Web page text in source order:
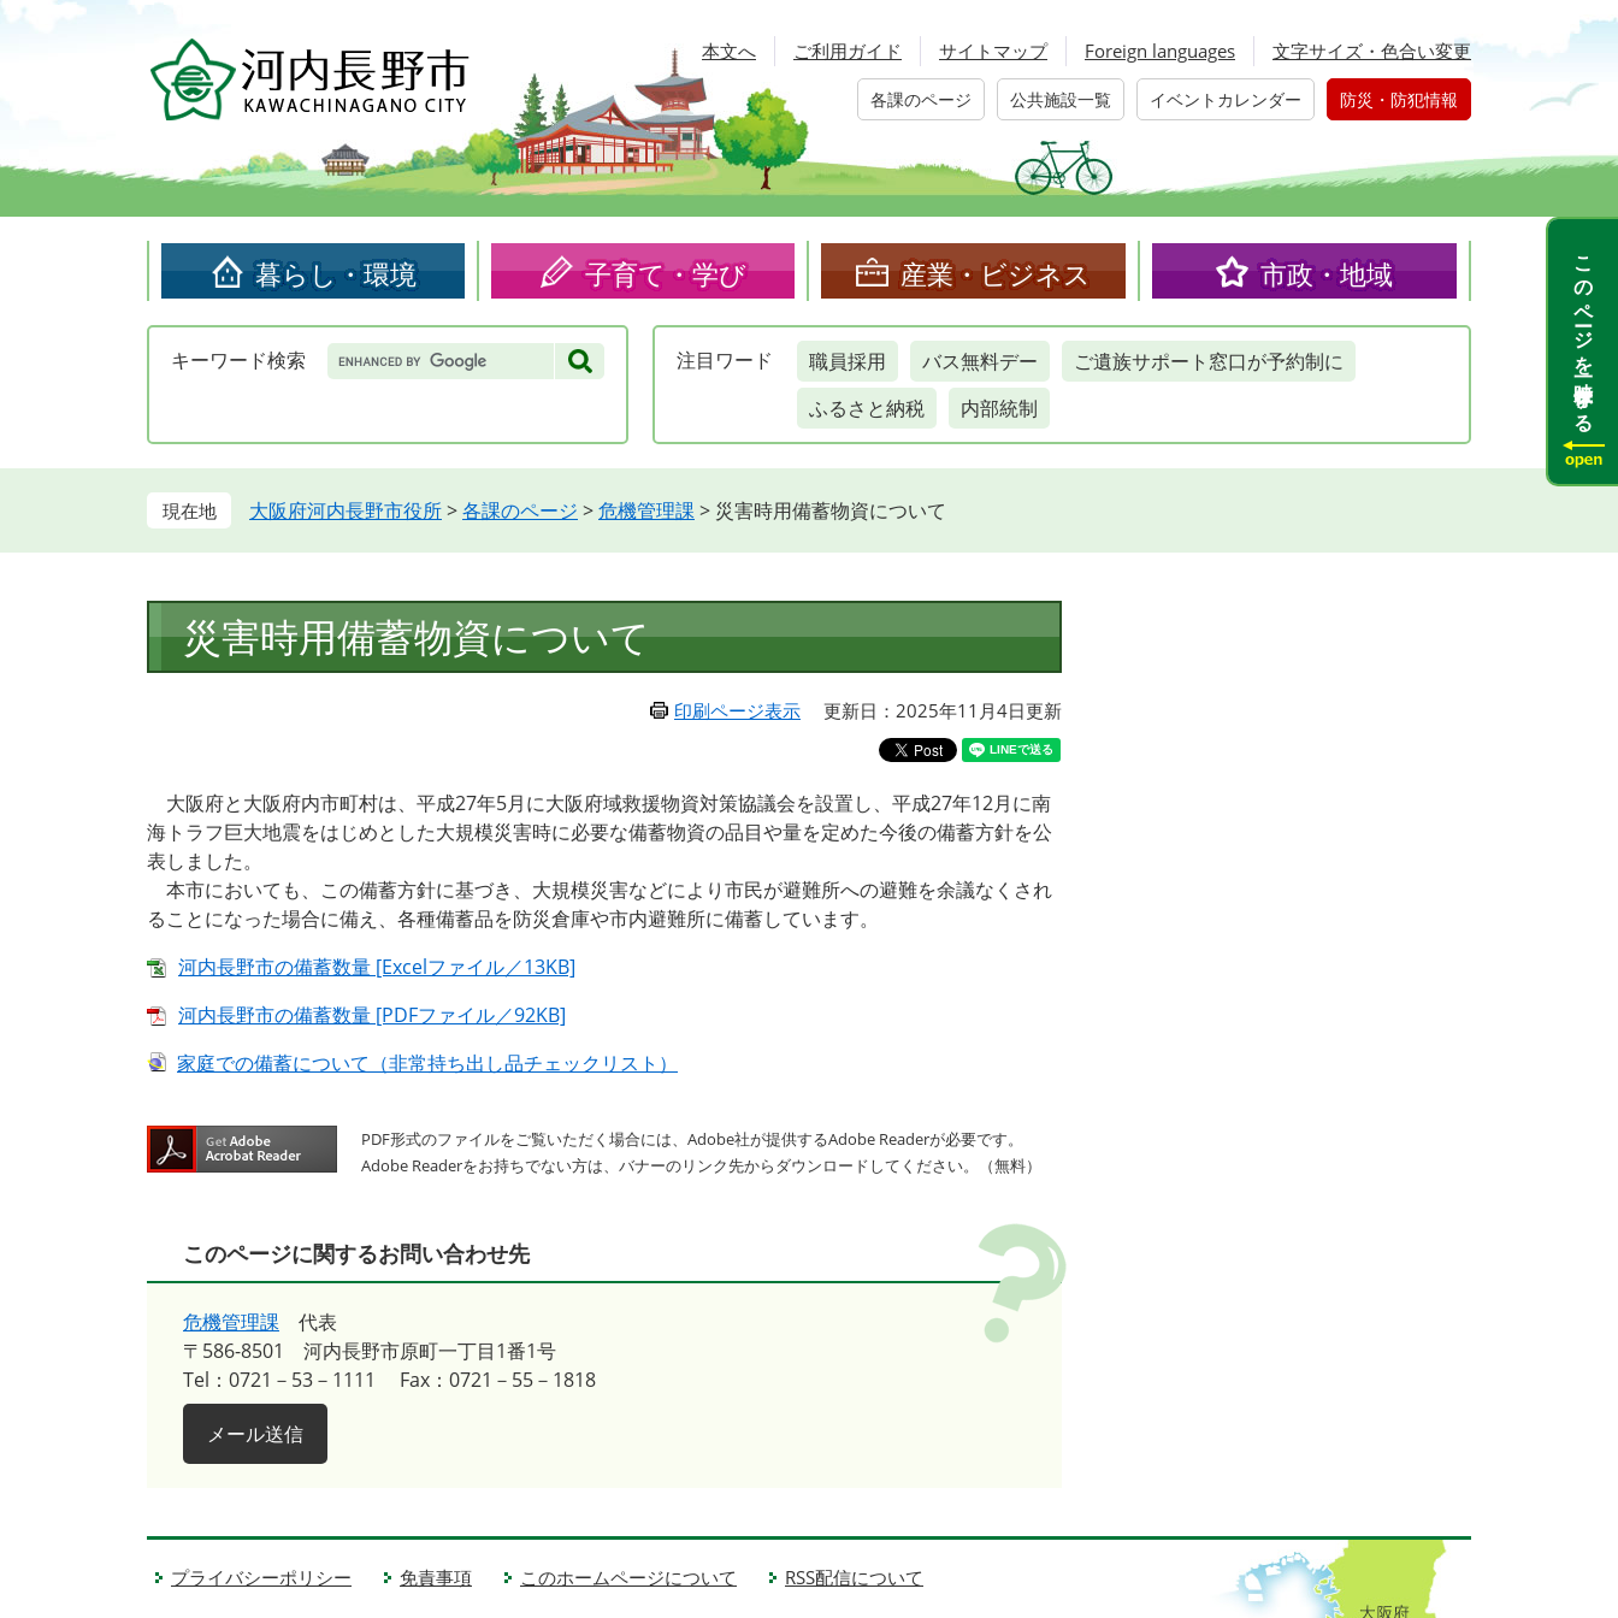
頭
す。
飛
し
本文へ ご利用ガイド サイトマップ Foreign languages 文字サイズ・色合い変更
各課のページ 公共施設一覧 イベントカレンダー 防災・防犯情報
暮らし・環境 子育て・学び 産業・ビジネス 市政・地域
キーワード検索 Google
カ
検
注目 ワード 職員採用 バス無料デー
ご遺族サポート窓口が予約制に
ふるさと納税
内部統制
大阪府河内長野市役所>各課のページ >危機管理課 > 災害時用備蓄物資について
文
災害時用備蓄物資について
印刷ページ表示 更新日：2025年11月4日更新
大阪府と大阪府内市町村は、平成27年5月に大阪府域救援物資対策協議会を設置し、平成27年12月に南
海トラフ巨大地震をはじめとした大規模災害時に必要な備蓄物資の品目や量を定めた今後の備蓄方針を公
表しました。
本市においても、この備蓄方針に基づき、大規模災害などにより市民が避難所への避難を余議なくされ
ることになった場合に備え、各種備蓄品を防災倉庫や市内避難所に備蓄しています。
河内長野市の備蓄数量 [Excelファイル／13KB]
河内長野市の備蓄数量 [PDFファイル／92KB]
家庭での備蓄について（非常持ち出し品チェックリスト）
PDF形式のファイルをご覧いただく場合には、Adobe社が提供するAdobe Readerが必要です。
Adobe Readerをお持ちでない方は、バナーのリンク先からダウンロードしてください。（無料）
このページに関するお問い合わせ先
危機管理課
代表
〒586-8501
河内長野市原町一丁目1番1号
Tel：0721－53－1111
Fax：0721－55－1818
メール送信
プライバシーポリシー 免責事項 このホームページについて RSS配信について
このページを一時保存する